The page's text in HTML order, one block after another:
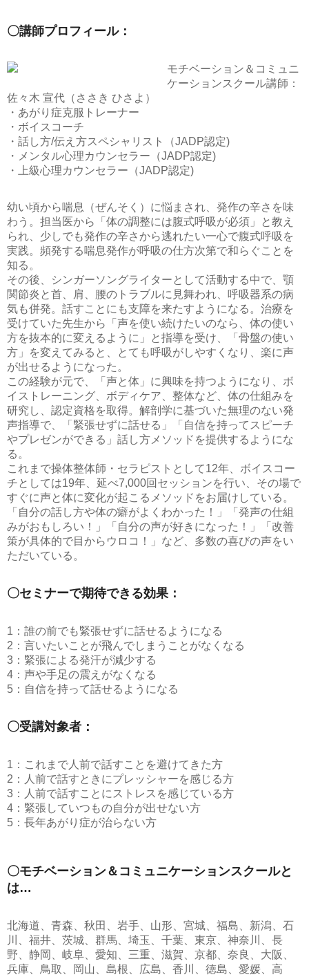
〇講師プロフィール：
モチベーション＆コミュニ
ケーションスクール講師：
佐々木 宣代（ささき ひさよ）
・あがり症克服トレーナー
・ボイスコーチ
・話し方/伝え方スペシャリスト（JADP認定)
・メンタル心理カウンセラー（JADP認定)
・上級心理カウンセラー（JADP認定)
幼い頃から喘息（ぜんそく）に悩まされ、発作の辛さを味
わう。担当医から「体の調整には腹式呼吸が必須」と教え
られ、少しでも発作の辛さから逃れたい一心で腹式呼吸を
実践。頻発する喘息発作が呼吸の仕方次第で和らぐことを
知る。
その後、シンガーソングライターとして活動する中で、顎
関節炎と首、肩、腰のトラブルに見舞われ、呼吸器系の病
気も併発。話すことにも支障を来たすようになる。治療を
受けていた先生から「声を使い続けたいのなら、体の使い
方を抜本的に変えるように」と指導を受け、「骨盤の使い
方」を変えてみると、とても呼吸がしやすくなり、楽に声
が出せるようになった。
この経験が元で、「声と体」に興味を持つようになり、ボ
イストレーニング、ボディケア、整体など、体の仕組みを
研究し、認定資格を取得。解剖学に基づいた無理のない発
声指導で、「緊張せずに話せる」「自信を持ってスピーチ
やプレゼンができる」話し方メソッドを提供するようにな
る。
これまで操体整体師・セラピストとして12年、ボイスコー
チとしては19年、延べ7,000回セッションを行い、その場で
すぐに声と体に変化が起こるメソッドをお届けしている。
「自分の話し方や体の癖がよくわかった！」「発声の仕組
みがおもしろい！」「自分の声が好きになった！」「改善
策が具体的で目からウロコ！」など、多数の喜びの声をい
ただいている。
〇セミナーで期待できる効果：
1：誰の前でも緊張せずに話せるようになる
2：言いたいことが飛んでしまうことがなくなる
3：緊張による発汗が減少する
4：声や手足の震えがなくなる
5：自信を持って話せるようになる
〇受講対象者：
1：これまで人前で話すことを避けてきた方
2：人前で話すときにプレッシャーを感じる方
3：人前で話すことにストレスを感じている方
4：緊張していつもの自分が出せない方
5：長年あがり症が治らない方
〇モチベーション＆コミュニケーションスクールと
は…
北海道、青森、秋田、岩手、山形、宮城、福島、新潟、石
川、福井、茨城、群馬、埼玉、千葉、東京、神奈川、長
野、静岡、岐阜、愛知、三重、滋賀、京都、奈良、大阪、
兵庫、鳥取、岡山、島根、広島、香川、徳島、愛媛、高